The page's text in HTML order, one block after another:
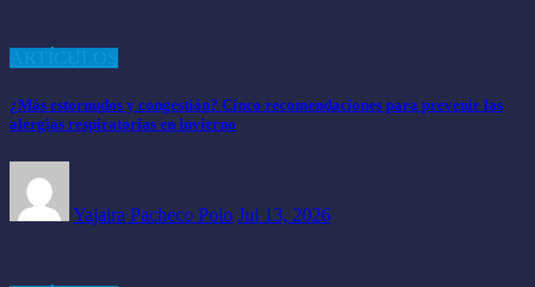
¿Más estornudos y congestión? Cinco recomendaciones para prevenir las
alergias respiratorias en invierno
Yajaira Pacheco Polo Jul 13, 2026